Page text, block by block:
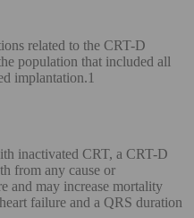
related to the CRT-D
population that included all
implantation.1
inactivated CRT, a CRT-D
from any cause or
and may increase mortality
failure and a QRS duration